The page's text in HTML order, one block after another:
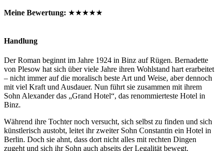
Meine Bewertung: ★★★★★
Handlung
Der Roman beginnt im Jahre 1924 in Binz auf Rügen. Bernadette
von Plesow hat sich über viele Jahre ihren Wohlstand hart erarbeitet
– nicht immer auf die moralisch beste Art und Weise, aber dennoch
mit viel Kraft und Ausdauer. Nun führt sie zusammen mit ihrem
Sohn Alexander das „Grand Hotel“, das renommierteste Hotel in
Binz.
Während ihre Tochter noch versucht, sich selbst zu finden und sich
künstlerisch austobt, leitet ihr zweiter Sohn Constantin ein Hotel in
Berlin. Doch sie ahnt, dass dort nicht alles mit rechten Dingen
zugeht und sich ihr Sohn auch abseits der Legalität bewegt.